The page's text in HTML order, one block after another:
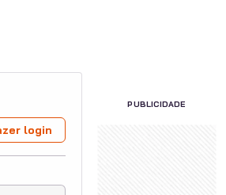
login
PUBLICIDADE